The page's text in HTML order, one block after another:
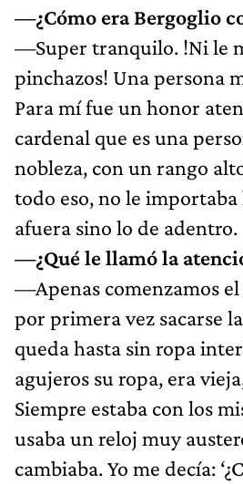
—¿Cómo era Bergoglio
—Super tranquilo. !Ni le
pinchazos! Una persona
Para mí fue un honor
cardenal que es una
nobleza, con un rango
todo eso, no le importaba
afuera sino lo de adentro.
—¿Qué le llamó la
—Apenas comenzamos
por primera vez sacarse
queda hasta sin ropa
agujeros su ropa, era
Siempre estaba con los
usaba un reloj muy
cambiaba. Yo me decía: